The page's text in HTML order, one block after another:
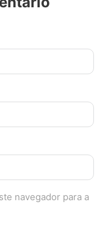
navegador para a